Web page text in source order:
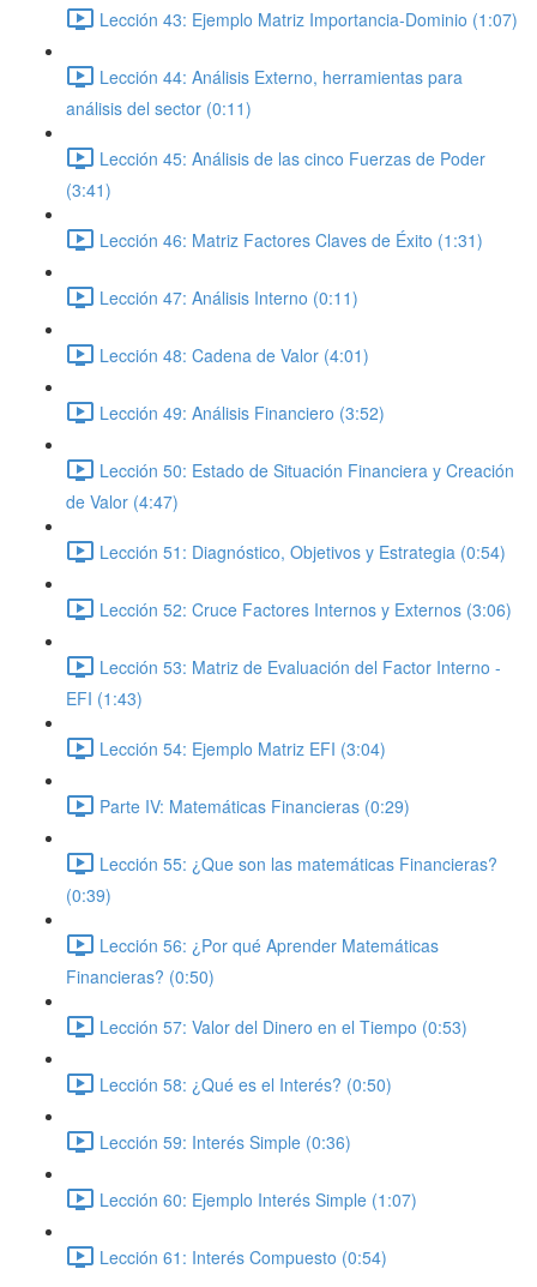
Lección 43: Ejemplo Matriz Importancia-Dominio (1:07)
Lección 44: Análisis Externo, herramientas para
análisis del sector (0:11)
Lección 45: Análisis de las cinco Fuerzas de Poder
(3:41)
Lección 46: Matriz Factores Claves de Éxito (1:31)
Lección 47: Análisis Interno (0:11)
Lección 48: Cadena de Valor (4:01)
Lección 49: Análisis Financiero (3:52)
Lección 50: Estado de Situación Financiera y Creación
de Valor (4:47)
Lección 51: Diagnóstico, Objetivos y Estrategia (0:54)
Lección 52: Cruce Factores Internos y Externos (3:06)
Lección 53: Matriz de Evaluación del Factor Interno -
EFI (1:43)
Lección 54: Ejemplo Matriz EFI (3:04)
Parte IV: Matemáticas Financieras (0:29)
Lección 55: ¿Que son las matemáticas Financieras?
(0:39)
Lección 56: ¿Por qué Aprender Matemáticas
Financieras? (0:50)
Lección 57: Valor del Dinero en el Tiempo (0:53)
Lección 58: ¿Qué es el Interés? (0:50)
Lección 59: Interés Simple (0:36)
Lección 60: Ejemplo Interés Simple (1:07)
Lección 61: Interés Compuesto (0:54)